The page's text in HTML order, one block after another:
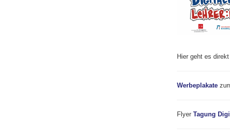
Hier geht es
Werbeplakate
Flyer Tagung